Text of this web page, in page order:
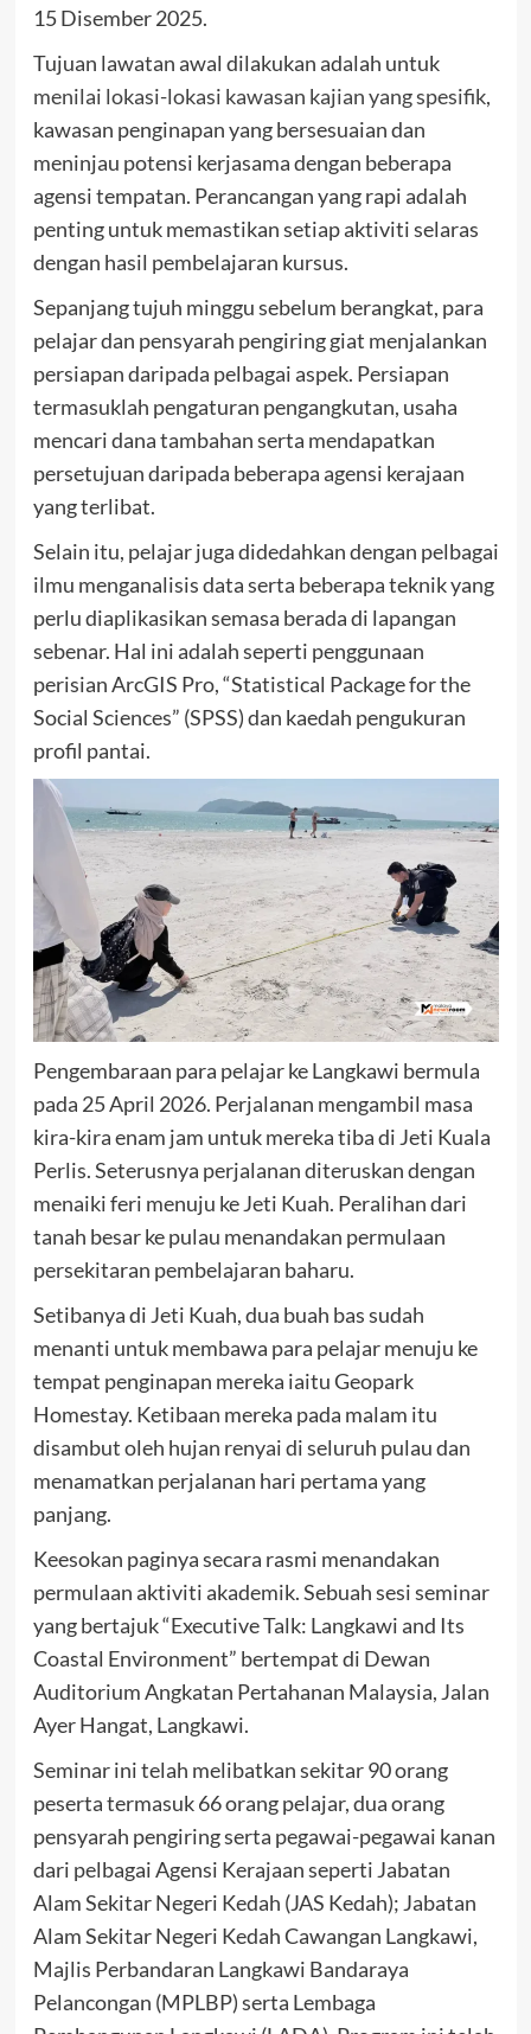
15 Disember 2025.
Tujuan lawatan awal dilakukan adalah untuk
menilai lokasi-lokasi kawasan kajian yang spesifik,
kawasan penginapan yang bersesuaian dan
meninjau potensi kerjasama dengan beberapa
agensi tempatan. Perancangan yang rapi adalah
penting untuk memastikan setiap aktiviti selaras
dengan hasil pembelajaran kursus.
Sepanjang tujuh minggu sebelum berangkat, para
pelajar dan pensyarah pengiring giat menjalankan
persiapan daripada pelbagai aspek. Persiapan
termasuklah pengaturan pengangkutan, usaha
mencari dana tambahan serta mendapatkan
persetujuan daripada beberapa agensi kerajaan
yang terlibat.
Selain itu, pelajar juga didedahkan dengan pelbagai
ilmu menganalisis data serta beberapa teknik yang
perlu diaplikasikan semasa berada di lapangan
sebenar. Hal ini adalah seperti penggunaan
perisian ArcGIS Pro, “Statistical Package for the
Social Sciences” (SPSS) dan kaedah pengukuran
profil pantai.
Pengembaraan para pelajar ke Langkawi bermula
pada 25 April 2026. Perjalanan mengambil masa
kira-kira enam jam untuk mereka tiba di Jeti Kuala
Perlis. Seterusnya perjalanan diteruskan dengan
menaiki feri menuju ke Jeti Kuah. Peralihan dari
tanah besar ke pulau menandakan permulaan
persekitaran pembelajaran baharu.
Setibanya di Jeti Kuah, dua buah bas sudah
menanti untuk membawa para pelajar menuju ke
tempat penginapan mereka iaitu Geopark
Homestay. Ketibaan mereka pada malam itu
disambut oleh hujan renyai di seluruh pulau dan
menamatkan perjalanan hari pertama yang
panjang.
Keesokan paginya secara rasmi menandakan
permulaan aktiviti akademik. Sebuah sesi seminar
yang bertajuk “Executive Talk: Langkawi and Its
Coastal Environment” bertempat di Dewan
Auditorium Angkatan Pertahanan Malaysia, Jalan
Ayer Hangat, Langkawi.
Seminar ini telah melibatkan sekitar 90 orang
peserta termasuk 66 orang pelajar, dua orang
pensyarah pengiring serta pegawai-pegawai kanan
dari pelbagai Agensi Kerajaan seperti Jabatan
Alam Sekitar Negeri Kedah (JAS Kedah); Jabatan
Alam Sekitar Negeri Kedah Cawangan Langkawi,
Majlis Perbandaran Langkawi Bandaraya
Pelancongan (MPLBP) serta Lembaga